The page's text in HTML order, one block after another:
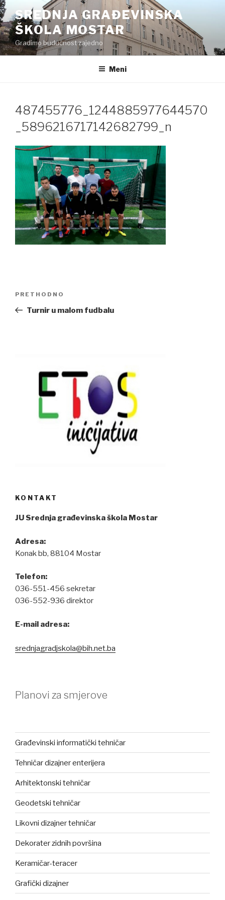
Preskoči
na
sadržaj
SREDNJA GRAĐEVINSKA
ŠKOLA MOSTAR
Gradimo budućnost zajedno
Meni
487455776_1244885977644570
_5896216717142682799_n
Previous
Post
PRETHODNO
Turnir u malom fudbalu
KONTAKT
JU Srednja građevinska škola Mostar
Adresa:
Konak bb, 88104 Mostar
Telefon:
036-551-456 sekretar
036-552-936 direktor
E-mail adresa:
srednjagradjskola@bih.net.ba
Planovi za smjerove
Građevinski informatički tehničar
Tehničar dizajner enterijera
Arhitektonski tehničar
Geodetski tehničar
Likovni dizajner tehničar
Dekorater zidnih površina
Keramičar-teracer
Grafički dizajner